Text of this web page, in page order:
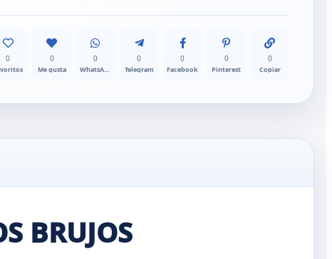
0 0
Me gusta
0
WhatsApp
0
Telegram
0
Facebook
0
Pinterest
0
Copiar
BRUJOS